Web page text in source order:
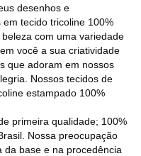
desenhos e
tecido tricoline 100%
com uma variedade
você a sua criatividade
que adoram em nossos
Nossos tecidos de
estampado 100%
primeira qualidade; 100%
Nossa preocupação
da base e na procedência